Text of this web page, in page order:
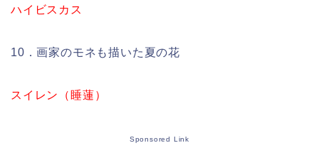
ハイビスカス
10．画家のモネも描いた夏の花
スイレン（睡蓮）
Sponsored Link